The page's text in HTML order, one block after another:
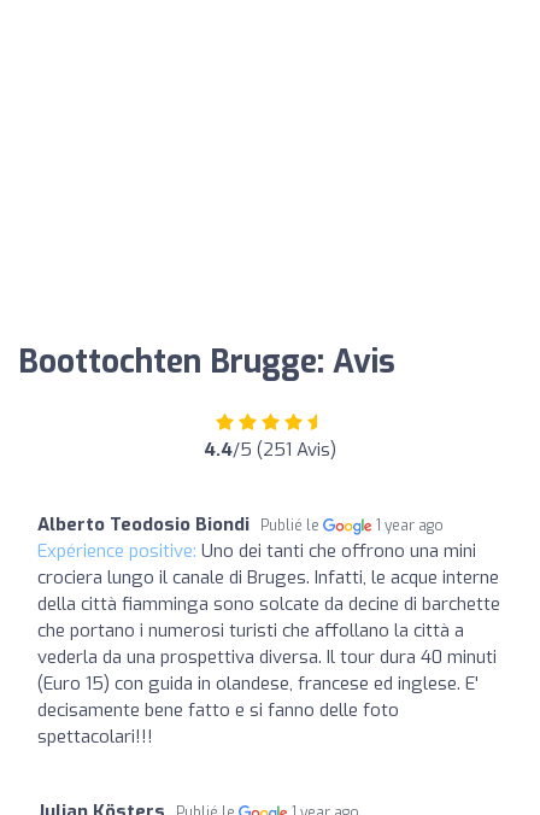
Boottochten Brugge: Avis
4.4/5 (251 Avis)
Alberto Teodosio Biondi Publié le 1 year ago
Expérience positive: Uno dei tanti che offrono una mini
crociera lungo il canale di Bruges. Infatti, le acque interne
della città fiamminga sono solcate da decine di barchette
che portano i numerosi turisti che affollano la città a
vederla da una prospettiva diversa. Il tour dura 40 minuti
(Euro 15) con guida in olandese, francese ed inglese. E'
decisamente bene fatto e si fanno delle foto
spettacolari!!!